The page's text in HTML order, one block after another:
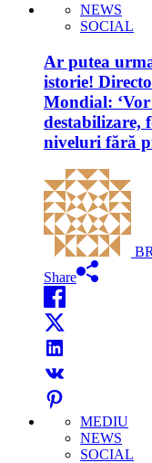
NEWS
SOCIAL
Ar putea
istorie!
Mondial:
destabilizare,
niveluri fără
Share
MEDIU
NEWS
SOCIAL